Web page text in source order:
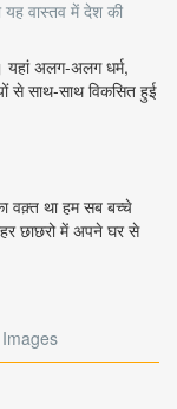
यह वास्तव में देश की
यहां अलग-अलग धर्म,
से साथ-साथ विकसित हुई
वक़्त था हम सब बच्चे
छाछरो में अपने घर से